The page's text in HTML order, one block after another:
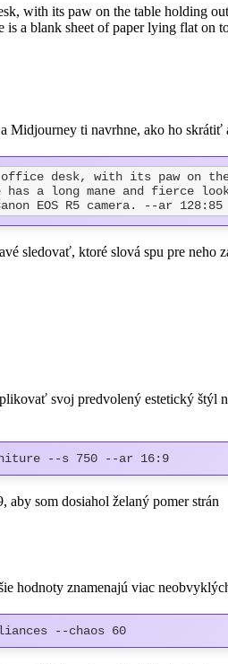
with its paw on the table holding
a blank sheet of paper lying flat on
Midjourney ti navrhne, ako ho
desk, with its paw on
has a long mane and
EOS R5 camera. --ar 128:85
sledovať, ktoré slová spu pre neho
svoj predvolený estetický
--s 750 --ar 16:9
aby som dosiahol želaný pomer strán
hodnoty znamenajú viac
--chaos 60